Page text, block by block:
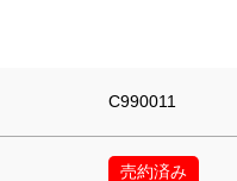
C990011
売約済み